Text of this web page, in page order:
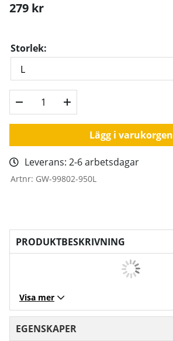
279 kr
Storlek:
Lägg i varukorgen
Leverans: 2-6 arbetsdagar
Artnr: GW-99802-950L
PRODUKTBESKRIVNING
Visa mer
EGENSKAPER